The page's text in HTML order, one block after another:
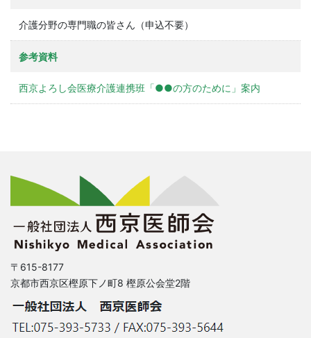
介護分野の専門職の皆さん（申込不要）
参考資料
西京よろし会医療介護連携班「●●の方のために」案内
〒615-8177
京都市西京区樫原下ノ町8 樫原公会堂2階